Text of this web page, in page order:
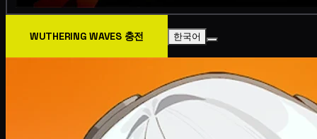
WUTHERING WAVES 충전 한국어